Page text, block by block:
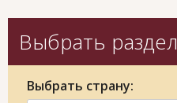
Выбрать раздел
Выбрать страну: